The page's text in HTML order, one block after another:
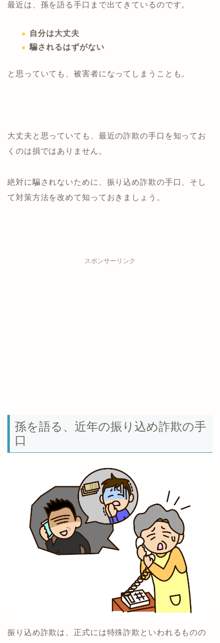
最近は、孫を語る手口まで出てきているのです。
自分は大丈夫
騙されるはずがない
と思っていても、被害者になってしまうことも。
大丈夫と思っていても、最近の詐欺の手口を知ってお
くのは損ではありません。
絶対に騙されないために、振り込め詐欺の手口、そし
て対策方法を改めて知っておきましょう。
スポンサーリンク
孫を語る、近年の振り込め詐欺の手
口
振り込め詐欺は、正式には特殊詐欺といわれるものの